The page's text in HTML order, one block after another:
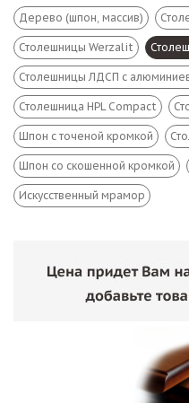
Дерево (шпон, массив)
Столешницы Werzalit
Столешницы ЛДСП с
Столешница HPL Compact
Шпон с точеной кромкой
Шпон со скошенной кромкой
Искусственный мрамор